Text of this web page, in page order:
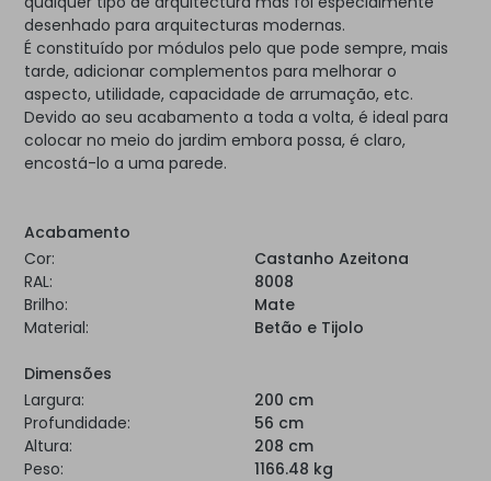
desenhado para arquitecturas modernas.
É constituído por módulos pelo que pode sempre, mais
tarde, adicionar complementos para melhorar o
aspecto, utilidade, capacidade de arrumação, etc.
Devido ao seu acabamento a toda a volta, é ideal para
colocar no meio do jardim embora possa, é claro,
encostá-lo a uma parede.
Acabamento
Cor:
Castanho Azeitona
RAL:
8008
Brilho:
Mate
Material:
Betão e Tijolo
Dimensões
Largura:
200 cm
Profundidade:
56 cm
Altura:
208 cm
Peso:
1166.48 kg